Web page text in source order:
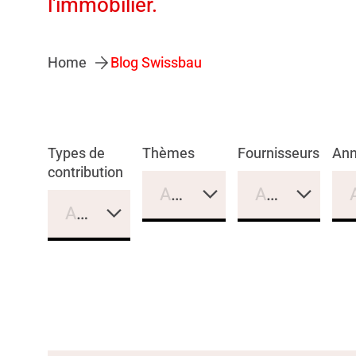
l'immobilier.
Home Blog Swissbau
Types de
contribution
Aucune sélection
Thèmes
Aucune sélection
Fournisseurs
Aucune